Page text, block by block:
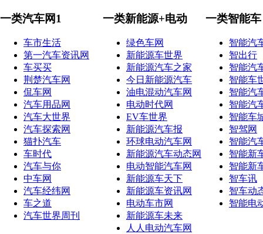
一类汽车网1
车市生活
第一汽车资讯网
车买买
荆楚汽车网
侃车网
汽车用品网
汽车大世界
汽车探索网
猫扑汽车
车时代
汽车与你
中车网
汽车经纬网
车之道
汽车世界周刊
一类新能源+电动
绿色车网
新能源车世界
新能源汽车之家
今日新能源汽车
油电混动汽车网
电动时代网
EV车世界
新能源汽车报
环球电动汽车网
新能源汽车动态网
电动智能汽车网
新能源车天下
新能源车资讯网
电动车市网
新能源车未来
人人电动汽车网
一类智能车
智能汽
智出行
智能汽
智能车
智能汽
智能汽
智能车
智驾网
智能汽
智能新
智能新
智车讯
智车动
智能电